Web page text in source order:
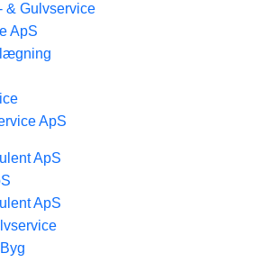
& Gulvservice
ApS
ApS
ApS
ApS